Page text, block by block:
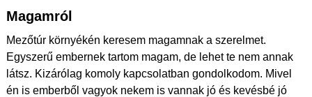
Magamról
Mezőtúr környékén keresem magamnak a szerelmet.
Egyszerű embernek tartom magam, de lehet te nem annak
látsz. Kizárólag komoly kapcsolatban gondolkodom. Mivel
én is emberből vagyok nekem is vannak jó és kevésbé jó